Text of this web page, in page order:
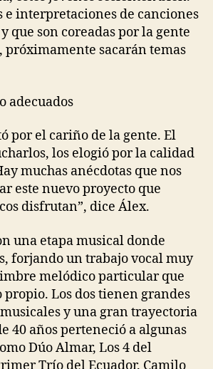
e interpretaciones de canciones
que son coreadas por la gente
, próximamente sacarán temas
adecuados
ópor el cariño de la gente. El
los, los elogió por la calidad
muchas anécdotas que nos
ar este nuevo proyecto que
disfrutan”, dice Álex.
n una etapa musical donde
forjandoun trabajo vocal muy
melódico particularque
propio. Los dos tienen grandes
y una gran trayectoria
40 años perteneció a algunas
DúoAlmar, Los 4 del
Trío del Ecuador. Camilo